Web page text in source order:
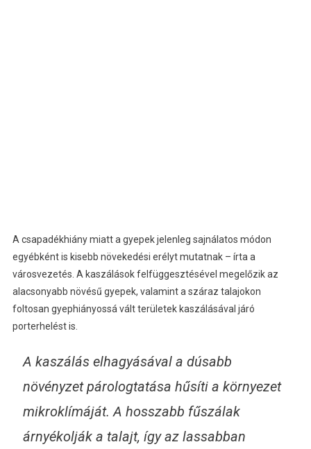
A csapadékhiány miatt a gyepek jelenleg sajnálatos módon
egyébként is kisebb növekedési erélyt mutatnak – írta a
városvezetés. A kaszálások felfüggesztésével megelőzik az
alacsonyabb növésű gyepek, valamint a száraz talajokon
foltosan gyephiányossá vált területek kaszálásával járó
porterhelést is.
A kaszálás elhagyásával a dúsabb
növényzet párologtatása hűsíti a környezet
mikroklímáját. A hosszabb fűszálak
árnyékolják a talajt, így az lassabban